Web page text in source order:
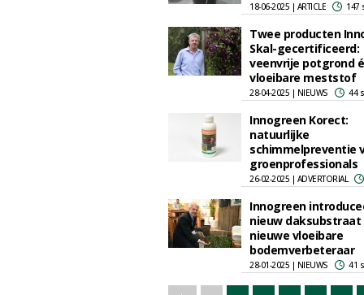
18-06-2025 | ARTICLE 147
Twee producten
Skal-gecertificeerd:
veenvrije potgrond
vloeibare meststof
28-04-2025 | NIEUWS 44
Innogreen Korect:
natuurlijke
schimmelpreventie
groenprofessionals
26-02-2025 | ADVERTORIAL
Innogreen
nieuw daksubstraat
nieuwe vloeibare
bodemverbeteraar
28-01-2025 | NIEUWS 41